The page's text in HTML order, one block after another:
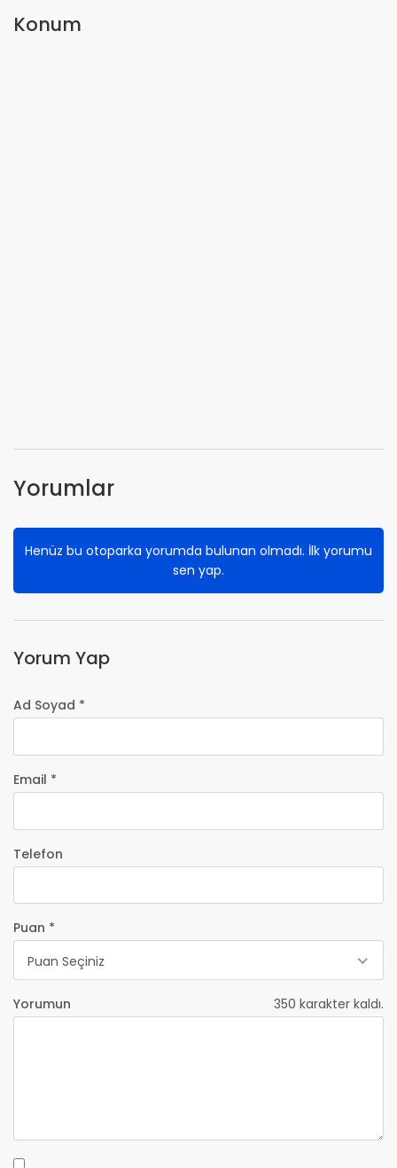
Konum
Yorumlar
Henüz bu otoparka yorumda bulunan olmadı. İlk yorumu
sen yap.
Yorum Yap
Ad Soyad *
Email *
Telefon
Puan *
Puan Seçiniz
Yorumun 350 karakter kaldı.